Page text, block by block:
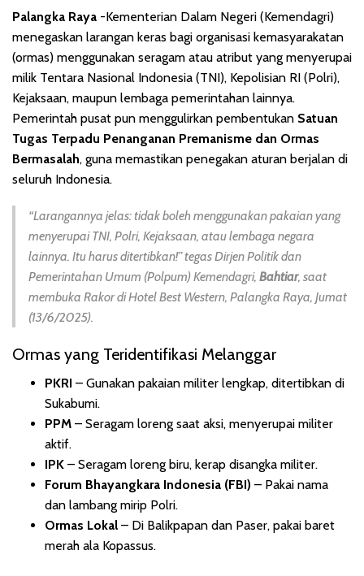
Palangka Raya -Kementerian Dalam Negeri (Kemendagri)
menegaskan larangan keras bagi organisasi kemasyarakatan
(ormas) menggunakan seragam atau atribut yang menyerupai
milik Tentara Nasional Indonesia (TNI), Kepolisian RI (Polri),
Kejaksaan, maupun lembaga pemerintahan lainnya.
Pemerintah pusat pun menggulirkan pembentukan Satuan
Tugas Terpadu Penanganan Premanisme dan Ormas
Bermasalah, guna memastikan penegakan aturan berjalan di
seluruh Indonesia.
“Larangannya jelas: tidak boleh menggunakan pakaian yang
menyerupai TNI, Polri, Kejaksaan, atau lembaga negara
lainnya. Itu harus ditertibkan!”tegas Dirjen Politik dan
Pemerintahan Umum (Polpum) Kemendagri, Bahtiar, saat
membuka Rakor di Hotel Best Western, Palangka Raya, Jumat
(13/6/2025).
Ormas yang Teridentifikasi Melanggar
PKRI – Gunakan pakaian militer lengkap, ditertibkan di
Sukabumi.
PPM – Seragam loreng saat aksi, menyerupai militer
aktif.
IPK – Seragam loreng biru, kerap disangka militer.
Forum Bhayangkara Indonesia (FBI) – Pakai nama
dan lambang mirip Polri.
Ormas Lokal – Di Balikpapan dan Paser, pakai baret
merah ala Kopassus.